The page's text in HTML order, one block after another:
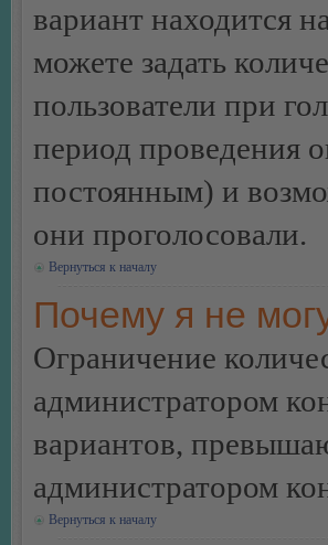
вариант находится
можете задать
пользователи при
период проведения
постоянным) и
они проголосовали.
Вернуться к началу
Почему я не
Ограничение
администратором
вариантов,
администратором
Вернуться к началу